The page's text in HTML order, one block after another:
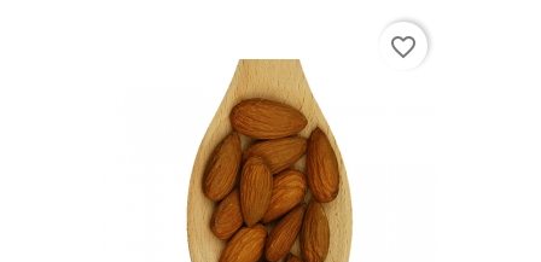
favorite_border